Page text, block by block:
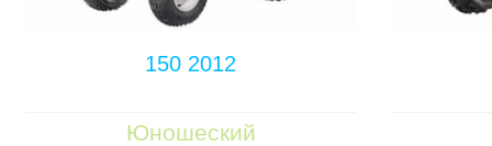
150 2012
Юношеский